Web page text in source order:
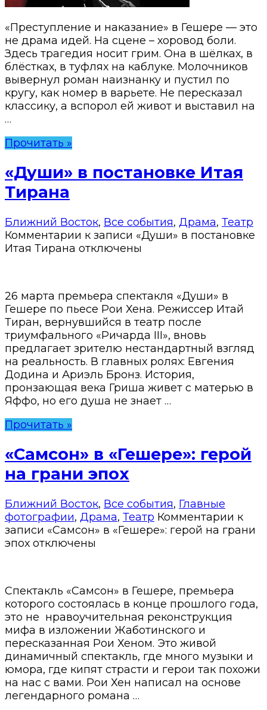
«Преступление и наказание» в Гешере — это
не драма идей. На сцене – хоровод боли.
Здесь трагедия носит грим. Она в шёлках, в
блёстках, в туфлях на каблуке. Молочников
вывернул роман наизнанку и пустил по
кругу, как номер в варьете. Не пересказал
классику, а вспорол ей живот и выставил на
…
Прочитать »
«Души» в постановке Итая
Тирана
Ближний Восток, Все события, Драма, Театр
Комментарии к записи «Души» в постановке
Итая Тирана отключены
26 марта премьера спектакля «Души» в
Гешере по пьесе Рои Хена. Режиссер Итай
Тиран, вернувшийся в театр после
триумфального «Ричарда III», вновь
предлагает зрителю нестандартный взгляд
на реальность. В главных ролях: Евгения
Додина и Ариэль Бронз. История,
пронзающая века Гриша живет с матерью в
Яффо, но его душа не знает …
Прочитать »
«Самсон» в «Гешере»: герой
на грани эпох
Ближний Восток, Все события, Главные
фотографии, Драма, Театр Комментарии к
записи «Самсон» в «Гешере»: герой на грани
эпох отключены
Спектакль «Самсон» в Гешере, премьера
которого состоялась в конце прошлого года,
это не нравоучительная реконструкция
мифа в изложении Жаботинского и
пересказанная Рои Хеном. Это живой
динамичный спектакль, где много музыки и
юмора, где кипят страсти и герои так похожи
на нас с вами. Рои Хен написал на основе
легендарного романа …